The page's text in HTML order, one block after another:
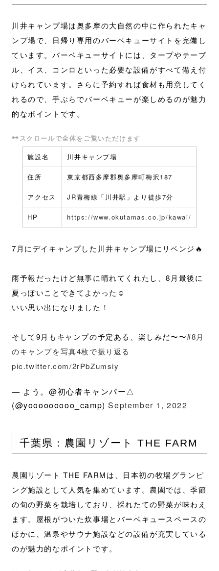
川井キャンプ場は奥多摩の大自然の中に作られたキャ
ンプ場で、日帰り専用のバーベキューサイトを完備し
ています。バーベキューサイトには、タープやテーブ
ル、イス、コンロといった必要な設備がすべて備え付
けられています。さらに予約すれば食材も用意してく
れるので、手ぶらでバーベキューが楽しめるのが魅力
的なポイントです。
施設名 川井キャンプ場
住所 東京都西多摩郡奥多摩町梅沢187
アクセス JR青梅線「川井駅」より徒歩7分
HP https://www.okutamas.co.jp/kawai/
7月にデイキャンプした川井キャンプ場にリベンジ🔥
雨予報だったけど無事に晴れてくれたし、8月最後に
夏っぽいことできてよかった☺️
いい思い出になりました！
そして9月もキャンプの予定ある、楽しみだ〜〜#8月
のキャンプを写真4枚で振り返る
pic.twitter.com/2rPbZumsiy
— よう。@初心者キャンパー△
(@yooooooooo_camp)September 1, 2022
千葉県：農園リゾート THE FARM
農園リゾート THE FARMは、日本初の牧場グランピ
ング施設として人気を集めています。農園では、季節
の旬の野菜を栽培しており、採れたての野菜が味わえ
ます。屋根がついた炊事場とバーベキュースペースの
ほかに、温泉やサウナ施設などの設備が充実している
のが魅力的なポイントです。